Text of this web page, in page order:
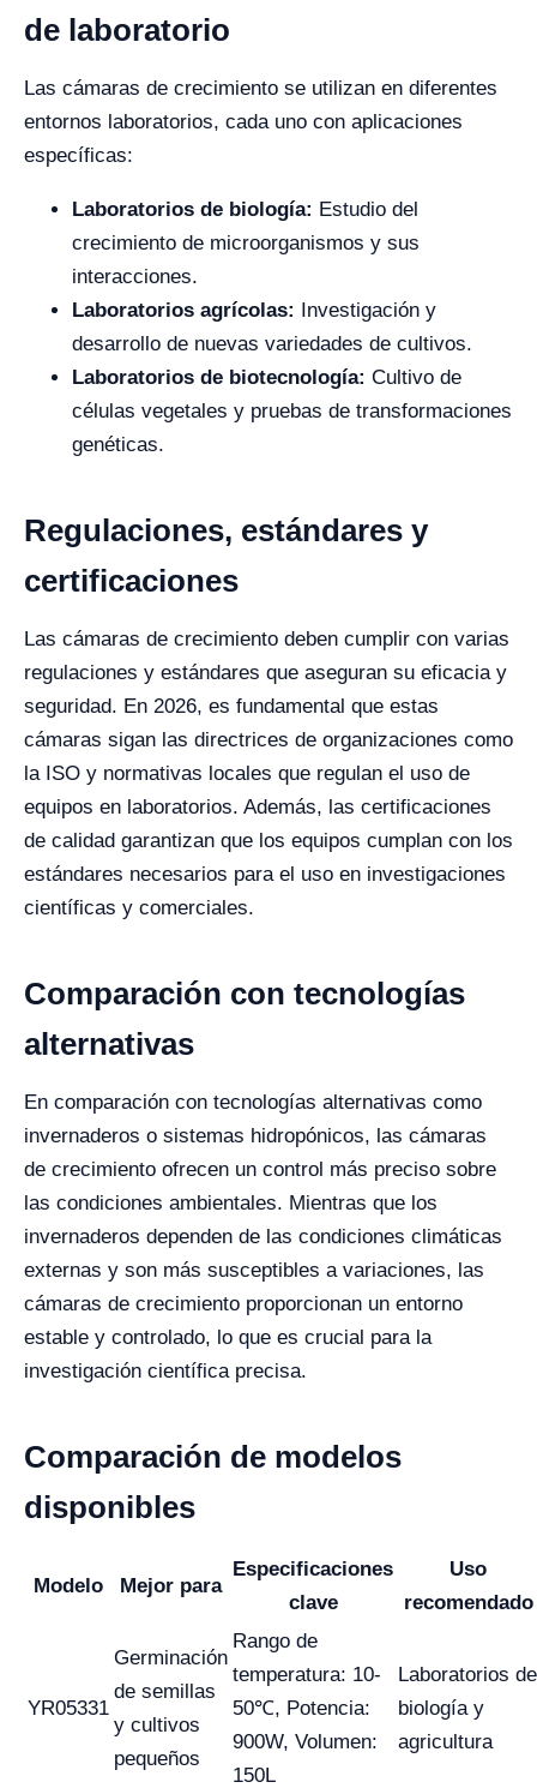
de laboratorio
Las cámaras de crecimiento se utilizan en diferentes
entornos laboratorios, cada uno con aplicaciones
específicas:
Laboratorios de biología: Estudio del
crecimiento de microorganismos y sus
interacciones.
Laboratorios agrícolas: Investigación y
desarrollo de nuevas variedades de cultivos.
Laboratorios de biotecnología: Cultivo de
células vegetales y pruebas de transformaciones
genéticas.
Regulaciones, estándares y
certificaciones
Las cámaras de crecimiento deben cumplir con varias
regulaciones y estándares que aseguran su eficacia y
seguridad. En 2026, es fundamental que estas
cámaras sigan las directrices de organizaciones como
la ISO y normativas locales que regulan el uso de
equipos en laboratorios. Además, las certificaciones
de calidad garantizan que los equipos cumplan con los
estándares necesarios para el uso en investigaciones
científicas y comerciales.
Comparación con tecnologías
alternativas
En comparación con tecnologías alternativas como
invernaderos o sistemas hidropónicos, las cámaras
de crecimiento ofrecen un control más preciso sobre
las condiciones ambientales. Mientras que los
invernaderos dependen de las condiciones climáticas
externas y son más susceptibles a variaciones, las
cámaras de crecimiento proporcionan un entorno
estable y controlado, lo que es crucial para la
investigación científica precisa.
Comparación de modelos
disponibles
Modelo Mejor para
Especificaciones
clave
Uso
recomendado
YR05331
Germinación
de semillas
y cultivos
pequeños
Rango de
temperatura: 10-
50℃, Potencia:
900W, Volumen:
150L
Laboratorios de
biología y
agricultura